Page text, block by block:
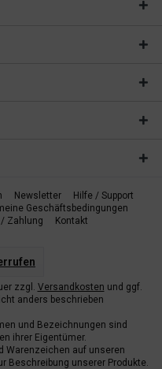
Newsletter
Hilfe / Support
Geschäftsbedingungen
Zahlung Kontakt
zzgl. Versandkosten und ggf.
anders beschrieben
und Bezeichnungen sind
ihrer Eigentümer.
Warenzeichen auf unseren
Beschreibung unserer Produkte.